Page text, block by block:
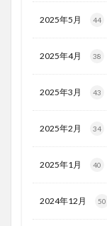
2025年5月 44
2025年4月 38
2025年3月 43
2025年2月 34
2025年1月 40
2024年12月 50